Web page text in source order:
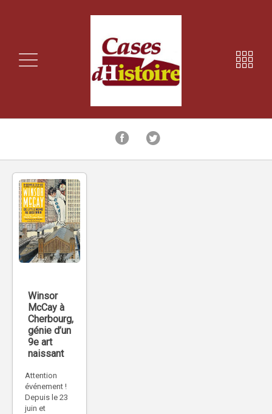
Winsor
McCay à
Cherbourg,
génie d’un
9e art
naissant
Attention
événement !
Depuis le 23
juin et